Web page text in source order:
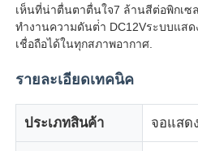
เกี่ยวกับเรา
ทัวร์โรงงาน
การควบคุมคุณภาพ
เห็นที่น่าตื่นตาตื่นใจ7 ล้านสีต่อพิกเซ
ทํางานความดันต่ํา DC12Vระบบแส
เชื่อถือได้ในทุกสภาพอากาศ.
รายละเอียดเทคนิค
ประเภทสินค้า จอแสด